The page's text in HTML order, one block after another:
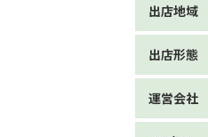
出店地域
出店形態
運営会社